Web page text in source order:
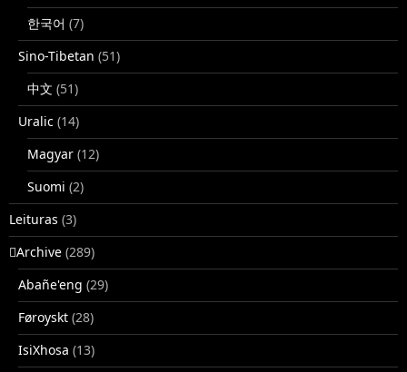
한국어 (7)
Sino-Tibetan (51)
中文 (51)
Uralic (14)
Magyar (12)
Suomi (2)
Leituras (3)
􏿽Archive (289)
Abañe'eng (29)
Føroyskt (28)
IsiXhosa (13)